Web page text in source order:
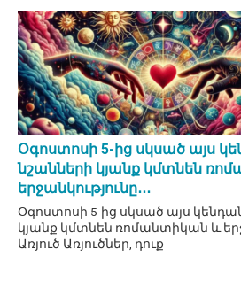
Օգոստոսի 5-ից սկսած այս
նշանների կյանք կմտնեն
երջանկությունը․․․
Օգոստոսի 5-ից սկսած այս
կյանք կմտնեն ռոմանտիկան և
Առյուծ Առյուծներ, դուք